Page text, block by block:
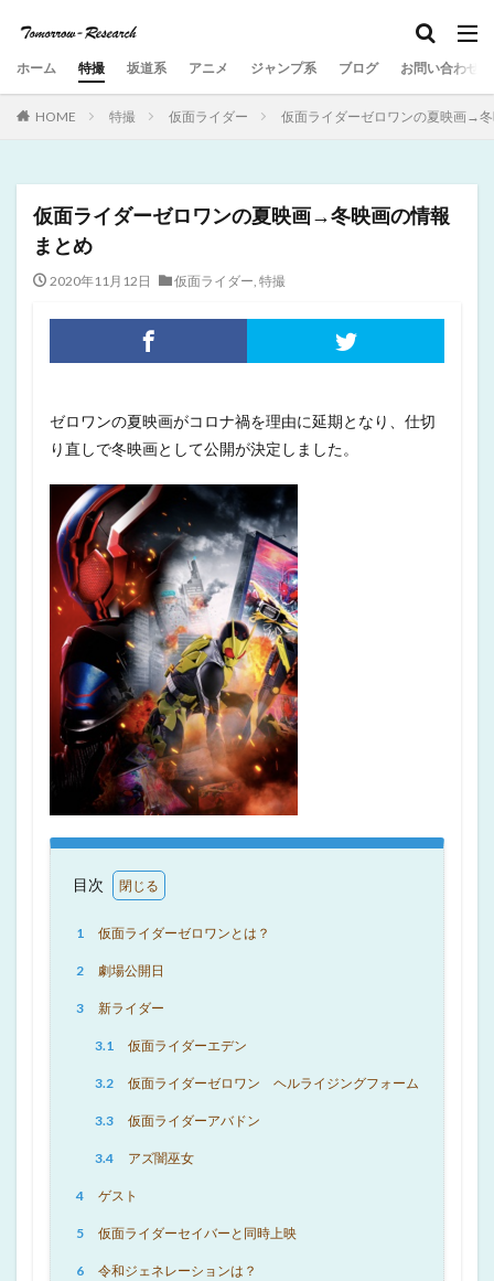
ホーム 特撮 坂道系 アニメ ジャンプ系 ブログ お問い合わせ
HOME 特撮 仮面ライダー 仮面ライダーゼロワンの夏映画→
仮面ライダーゼロワンの夏映画→冬映画の情報
まとめ
2020年11月12日 仮面ライダー, 特撮
ゼロワンの夏映画がコロナ禍を理由に延期となり、仕切
り直しで冬映画として公開が決定しました。
目次
1 仮面ライダーゼロワンとは？
2 劇場公開日
3 新ライダー
3.1 仮面ライダーエデン
3.2 仮面ライダーゼロワン ヘルライジングフォーム
3.3 仮面ライダーアバドン
3.4 アズ闇巫女
4 ゲスト
5 仮面ライダーセイバーと同時上映
6 令和ジェネレーションは？